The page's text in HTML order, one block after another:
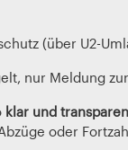
(über U2-
nur Meldung
klar und
oder